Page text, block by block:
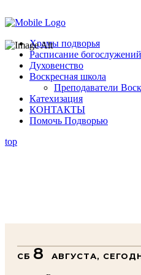
Храмы подворья
Расписание богослужений
Духовенство
Воскресная школа
Преподаватели
Катехизация
КОНТАКТЫ
Помочь Подворью
top
СБ 8 АВГУСТА,